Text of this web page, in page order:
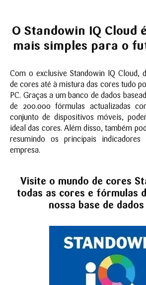
O Standowin IQ Cloud
mais simples para o
Com o exclusive Standowin IQ Cloud,
de cores até à mistura das cores tudo
PC. Graças a um banco de dados
de 200.000 fórmulas actualizadas
conjunto de dispositivos móveis,
ideal das cores. Além disso, também
resumindo os principais
empresa.
Visite o mundo de cores
todas as cores e fórmulas
nossa base de